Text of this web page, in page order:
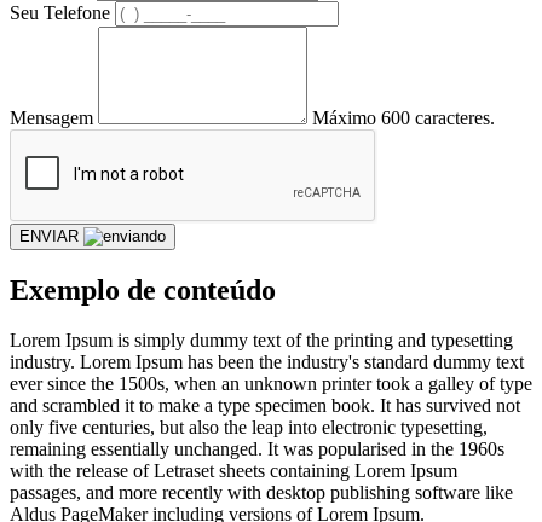
Seu Telefone
Mensagem Máximo 600 caracteres.
ENVIAR
Exemplo de conteúdo
Lorem Ipsum is simply dummy text of the printing and typesetting
industry. Lorem Ipsum has been the industry's standard dummy text
ever since the 1500s, when an unknown printer took a galley of type
and scrambled it to make a type specimen book. It has survived not
only five centuries, but also the leap into electronic typesetting,
remaining essentially unchanged. It was popularised in the 1960s
with the release of Letraset sheets containing Lorem Ipsum
passages, and more recently with desktop publishing software like
Aldus PageMaker including versions of Lorem Ipsum.